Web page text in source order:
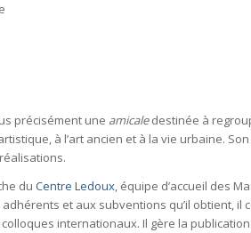
précisément une amicaledestinée à
à l’art ancien et à la vie urbaine.
duCentre Ledoux, équipe d’accueil des
et aux subventions qu’il obtient,
internationaux. Il gère la